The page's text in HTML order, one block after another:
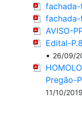
AVISO-
Edital-
• 26/09/
Pregão-
11/10/2019